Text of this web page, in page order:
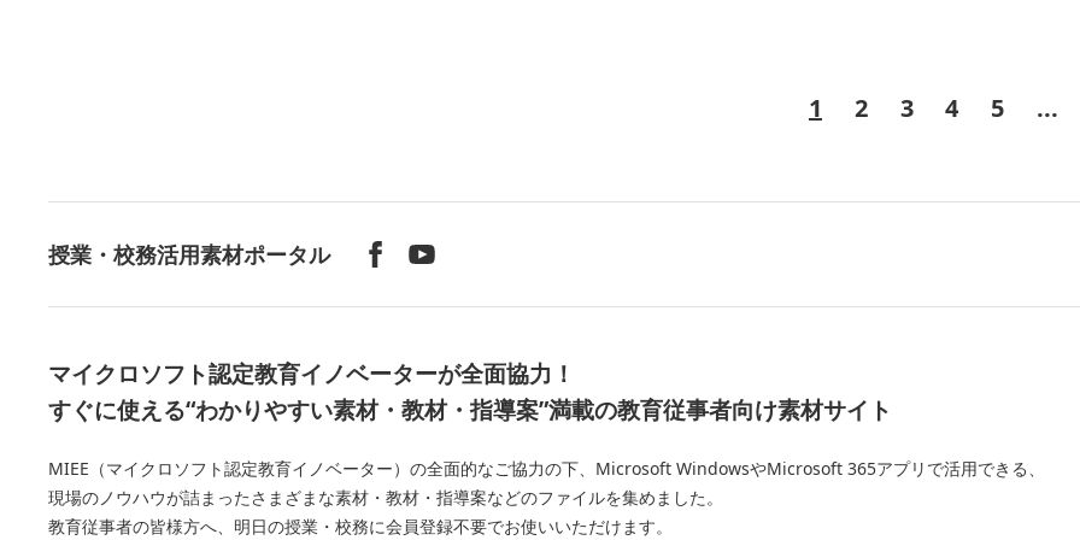
1 2 3 4 5 ...
授業・校務活用素材ポータル
マイクロソフト認定教育イノベーターが全面協力！
すぐに使える“わかりやすい素材・教材・指導案”満載の教育従事者向け素材サイト
MIEE（マイクロソフト認定教育イノベーター）の全面的なご協力の下、Microsoft WindowsやMicrosoft 365アプリで活用できる、
現場のノウハウが詰まったさまざまな素材・教材・指導案などのファイルを集めました。
教育従事者の皆様方へ、明日の授業・校務に会員登録不要でお使いいただけます。